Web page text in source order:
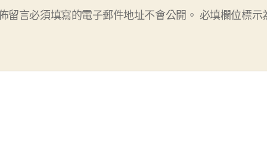
留言必須填寫的電子郵件地址不會公開。 必填欄位標